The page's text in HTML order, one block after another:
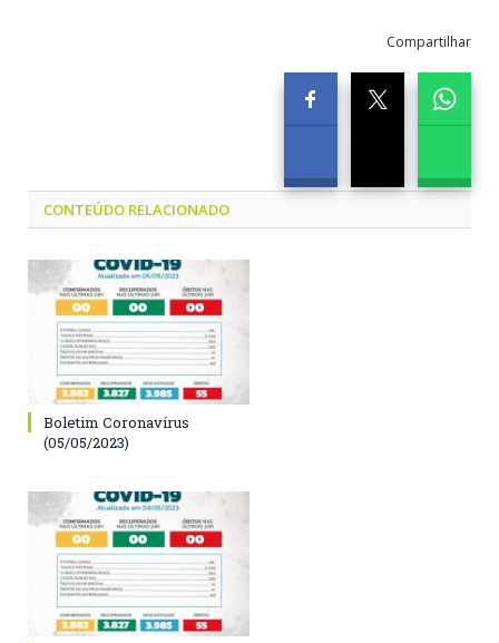
Compartilhar
CONTEÚDO RELACIONADO
Boletim Coronavírus
(05/05/2023)